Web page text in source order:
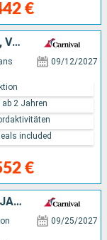
€
JAMAIKA, CAYMAN ISLANDS, MEXIKO, VEREINIGTE STAATEN VON AMERIKA
09/12/2027
€
ab 2 Jahren
included
VEREINIGTE STAATEN VON AMERIKA, JAMAIKA, CAYMAN ISLANDS, MEXIKO
09/25/2027